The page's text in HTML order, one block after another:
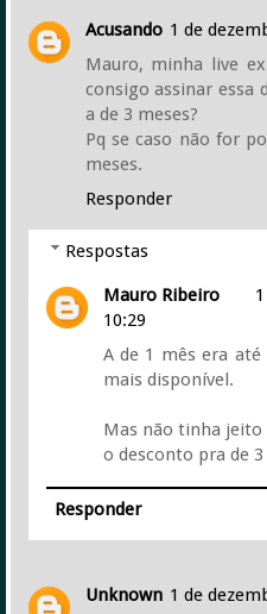
Acusando 1 de
Mauro, minha live
consigo assinar essa
a de 3 meses?
Pq se caso não for
meses.
Responder
Respostas
Mauro Ribeiro
10:29
A de 1 mês era
mais disponível.
Mas não tinha jeito
o desconto pra de
Responder
Unknown 1 de